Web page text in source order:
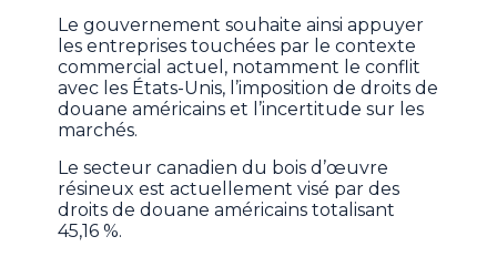
Le gouvernement souhaite ainsi appuyer
les entreprises touchées par le contexte
commercial actuel, notamment le conflit
avec les États-Unis, l’imposition de droits de
douane américains et l’incertitude sur les
marchés.
Le secteur canadien du bois d’œuvre
résineux est actuellement visé par des
droits de douane américains totalisant
45,16 %.